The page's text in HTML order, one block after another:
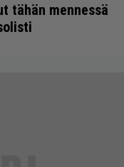
tähän mennessä